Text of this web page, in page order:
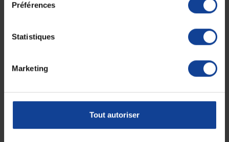
Préférences
Statistiques
Marketing
Tout autoriser
100% Coton peigné doux, naturel, respirant et
Entretien facile : lavable en machine à 90°C et séchable en
Convient aux hommes et aux femmes
Correspondance des tailles